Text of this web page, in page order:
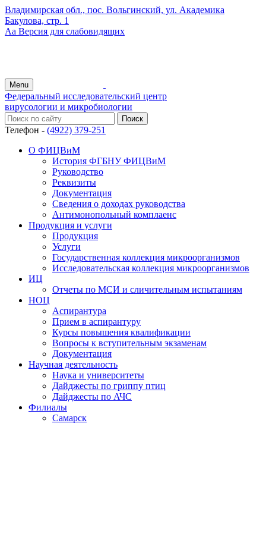
Владимирская обл., пос. Вольгинский, ул. Академика
Бакулова, стр. 1
Аа Версия для слабовидящих
Menu
Федеральный исследовательский центр
вирусологии и микробиологии
Телефон - (4922) 379-251
О ФИЦВиМ
История ФГБНУ ФИЦВиМ
Руководство
Реквизиты
Документация
Сведения о доходах руководства
Антимонопольный комплаенс
Продукция и услуги
Продукция
Услуги
Государственная коллекция микроорганизмов
Исследовательская коллекция микроорганизмов
ИЦ
Отчеты по МСИ и сличительным испытаниям
НОЦ
Аспирантура
Прием в аспирантуру
Курсы повышения квалификации
Вопросы к вступительным экзаменам
Документация
Научная деятельность
Наука и университеты
Дайджесты по гриппу птиц
Дайджесты по АЧС
Филиалы
Самарск